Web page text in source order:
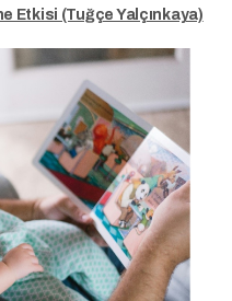
Etkisi (Tuğçe Yalçınkaya)